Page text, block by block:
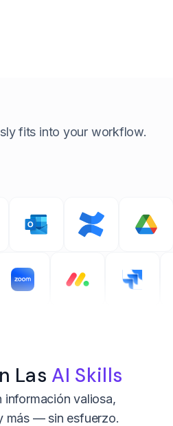
fits into your workflow.
Las AI Skills
información valiosa,
más — sin esfuerzo.